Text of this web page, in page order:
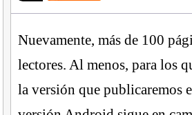
Nuevamente, más de 100
lectores. Al menos, para los
la versión que publicaremos